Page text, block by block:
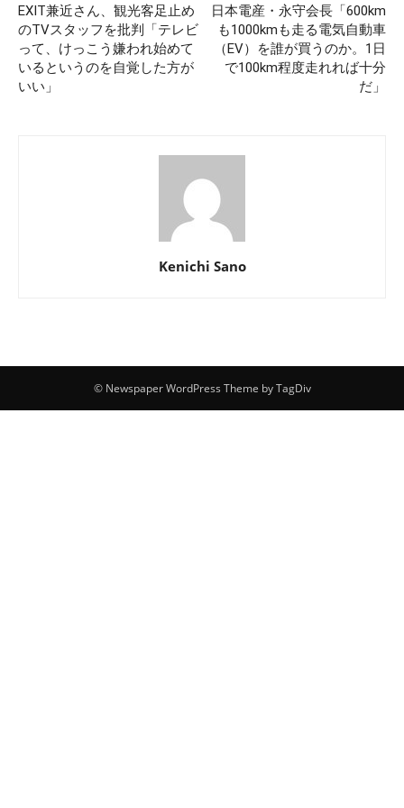
EXIT兼近さん、観光客足止め
のTVスタッフを批判「テレビ
って、けっこう嫌われ始めて
いるというのを自覚した方が
いい」
日本電産・永守会長「600km
も1000kmも走る電気自動車
（EV）を誰が買うのか。1日
で100km程度走れれば十分
だ」
Kenichi Sano
© Newspaper WordPress Theme by TagDiv